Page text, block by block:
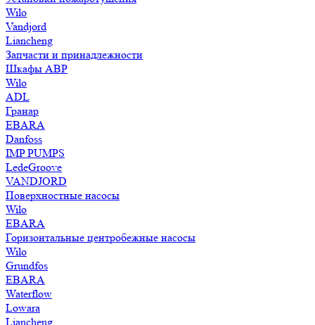
Wilo
Vandjord
Liancheng
Запчасти и принадлежности
Шкафы АВР
Wilo
ADL
Гранар
EBARA
Danfoss
IMP PUMPS
LedeGroove
VANDJORD
Поверхностные насосы
Wilo
EBARA
Горизонтальные центробежные насосы
Wilo
Grundfos
EBARA
Waterflow
Lowara
Liancheng